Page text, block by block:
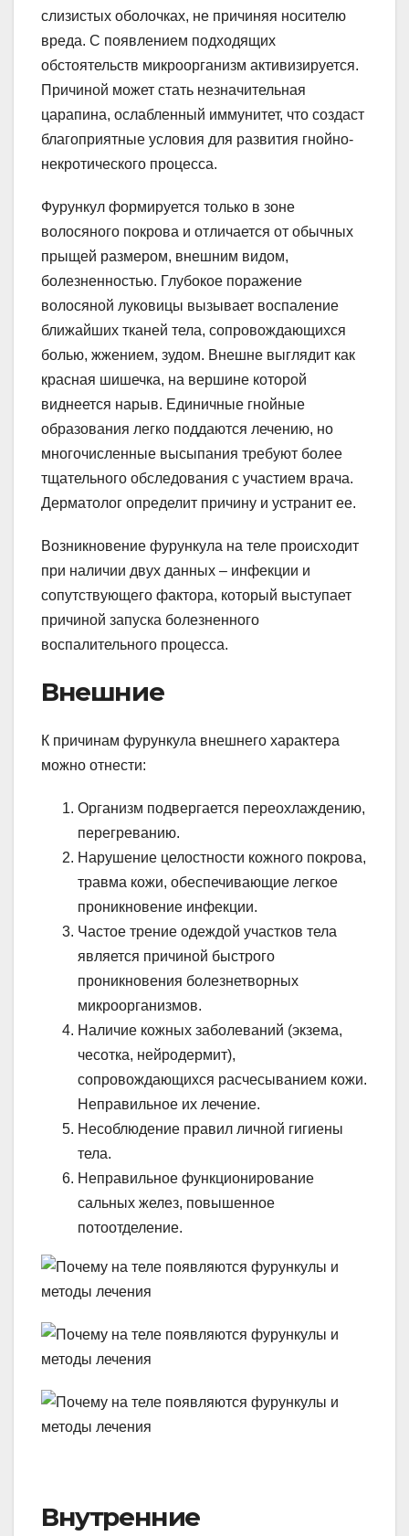
слизистых оболочках, не причиняя носителю
вреда. С появлением подходящих
обстоятельств микроорганизм активизируется.
Причиной может стать незначительная
царапина, ослабленный иммунитет, что создаст
благоприятные условия для развития гнойно-
некротического процесса.
Фурункул формируется только в зоне
волосяного покрова и отличается от обычных
прыщей размером, внешним видом,
болезненностью. Глубокое поражение
волосяной луковицы вызывает воспаление
ближайших тканей тела, сопровождающихся
болью, жжением, зудом. Внешне выглядит как
красная шишечка, на вершине которой
виднеется нарыв. Единичные гнойные
образования легко поддаются лечению, но
многочисленные высыпания требуют более
тщательного обследования с участием врача.
Дерматолог определит причину и устранит ее.
Возникновение фурункула на теле происходит
при наличии двух данных – инфекции и
сопутствующего фактора, который выступает
причиной запуска болезненного
воспалительного процесса.
Внешние
К причинам фурункула внешнего характера
можно отнести:
Организм подвергается переохлаждению,
перегреванию.
Нарушение целостности кожного покрова,
травма кожи, обеспечивающие легкое
проникновение инфекции.
Частое трение одеждой участков тела
является причиной быстрого
проникновения болезнетворных
микроорганизмов.
Наличие кожных заболеваний (экзема,
чесотка, нейродермит),
сопровождающихся расчесыванием кожи.
Неправильное их лечение.
Несоблюдение правил личной гигиены
тела.
Неправильное функционирование
сальных желез, повышенное
потоотделение.
Внутренние